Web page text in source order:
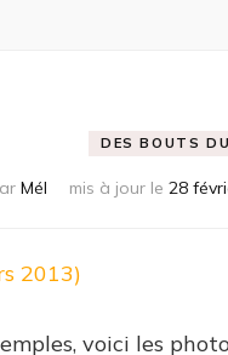
DES BOUTS
Mél mis à jour le 28
2013)
voici les